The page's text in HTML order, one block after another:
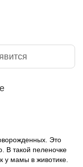
Это
В такой пеленочке
у мамы в животике.